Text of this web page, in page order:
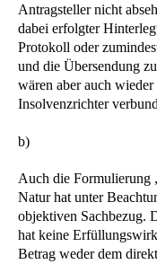
Antragsteller nicht
dabei erfolgter
Protokoll oder
und die Übersendung
wären aber auch
Insolvenzrichter
b)
Auch die
Natur hat unter
objektiven Sachbezug.
hat keine
Betrag weder dem